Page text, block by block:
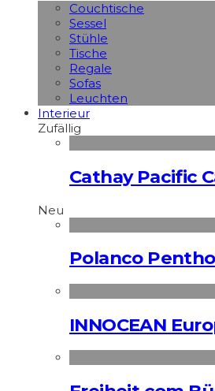
Couchtische
Sessel
Stühle
Tische
Regale
Sofas
Leuchten
Interieur
Zufällig
Cathay Pacific
Neu
Polanco
INNOCEAN